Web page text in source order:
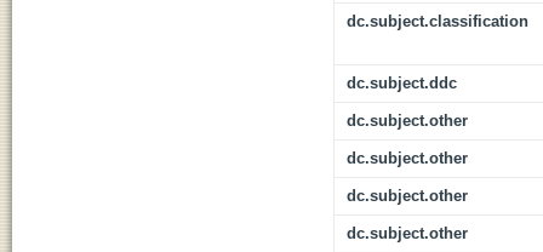
dc.subject.classification
dc.subject.ddc
dc.subject.other
dc.subject.other
dc.subject.other
dc.subject.other